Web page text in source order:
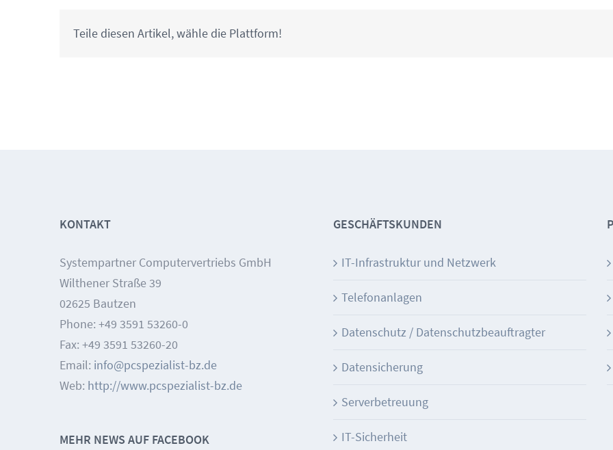
Teile diesen Artikel, wähle die Plattform!
KONTAKT
Systempartner Computervertriebs GmbH
Wilthener Straße 39
02625 Bautzen
Phone: +49 3591 53260-0
Fax: +49 3591 53260-20
Email: info@pcspezialist-bz.de
Web: http://www.pcspezialist-bz.de
MEHR NEWS AUF FACEBOOK
GESCHÄFTSKUNDEN
IT-Infrastruktur und Netzwerk
Telefonanlagen
Datenschutz / Datenschutzbeauftragter
Datensicherung
Serverbetreuung
IT-Sicherheit